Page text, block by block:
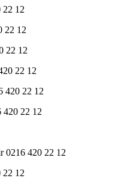
22 12
22 12
22 12
22 12
420 22 12
420 22 12
0216 420 22 12
22 12